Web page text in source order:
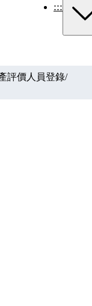
:::
評價人員登錄/